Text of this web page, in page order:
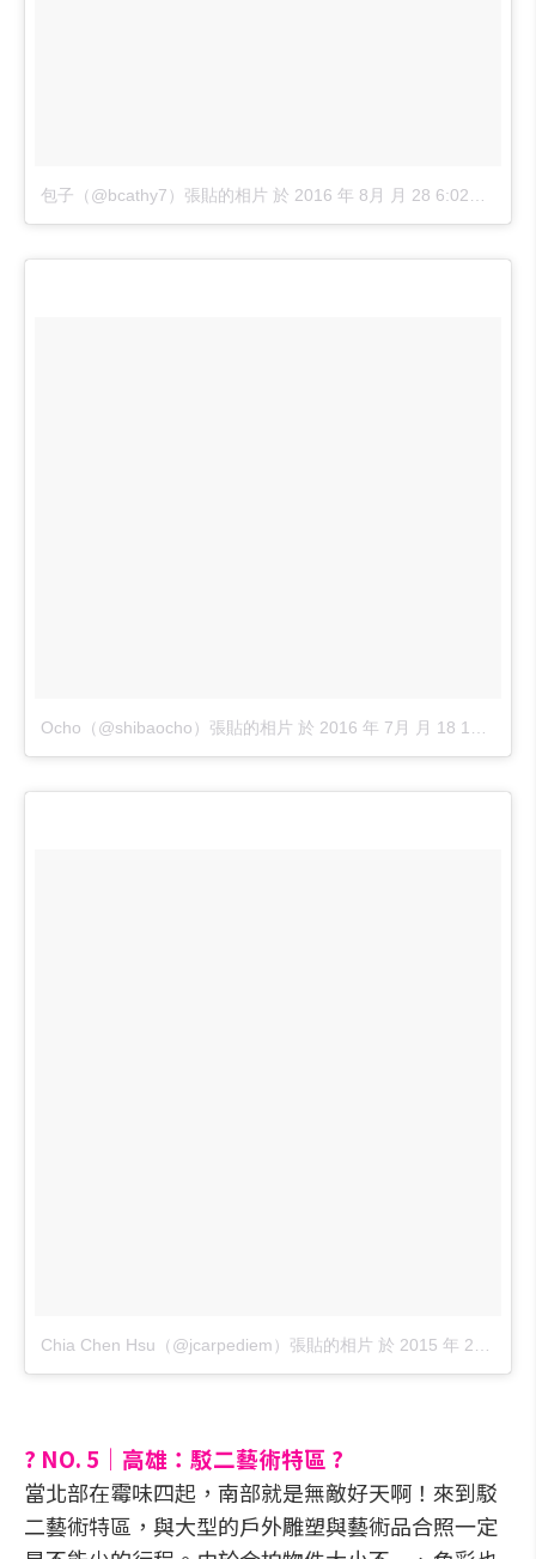
包子（@bcathy7）張貼的相片 於 2016 年 8月 月 28 6:02下午 PDT
Ocho（@shibaocho）張貼的相片 於 2016 年 7月 月 18 10:25下午 PDT
Chia Chen Hsu（@jcarpediem）張貼的相片 於 2015 年 2月 月 3 4:17上午 PST
? NO. 5｜高雄：駁二藝術特區 ?
當北部在霉味四起，南部就是無敵好天啊！來到駁
二藝術特區，與大型的戶外雕塑與藝術品合照一定